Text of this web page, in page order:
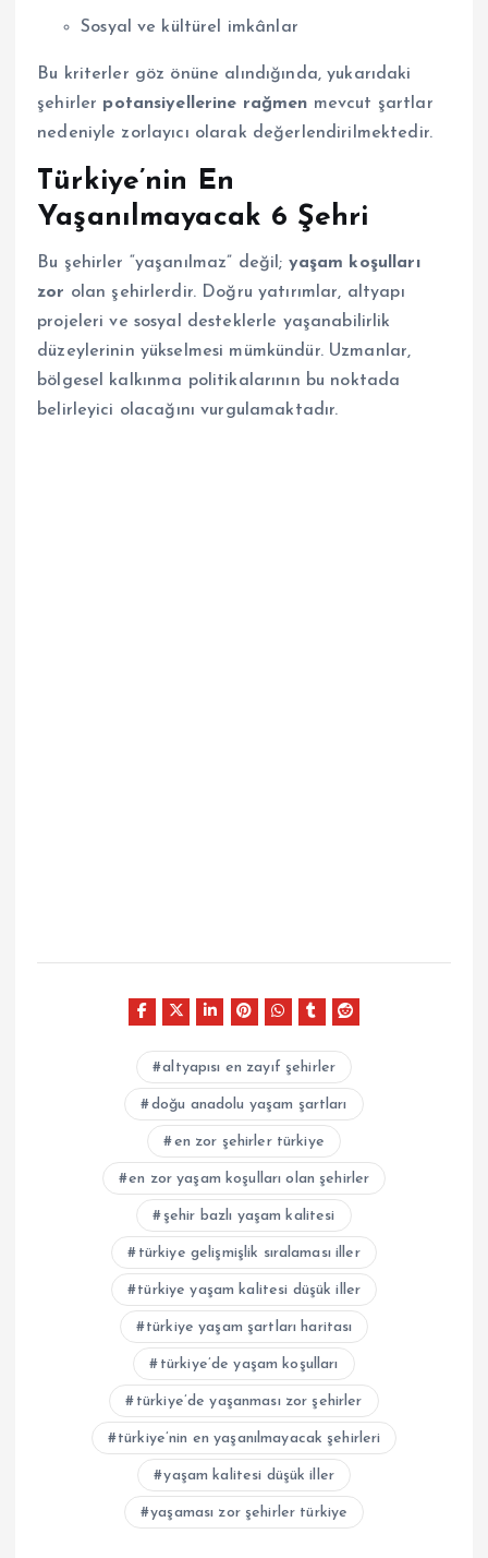
Sosyal ve kültürel imkânlar
Bu kriterler göz önüne alındığında, yukarıdaki
şehirler potansiyellerine rağmen mevcut şartlar
nedeniyle zorlayıcı olarak değerlendirilmektedir.
Türkiye’nin En
Yaşanılmayacak 6 Şehri
Bu şehirler “yaşanılmaz” değil; yaşam koşulları
zor olan şehirlerdir. Doğru yatırımlar, altyapı
projeleri ve sosyal desteklerle yaşanabilirlik
düzeylerinin yükselmesi mümkündür. Uzmanlar,
bölgesel kalkınma politikalarının bu noktada
belirleyici olacağını vurgulamaktadır.
altyapısı en zayıf şehirler
doğu anadolu yaşam şartları
en zor şehirler türkiye
en zor yaşam koşulları olan şehirler
şehir bazlı yaşam kalitesi
türkiye gelişmişlik sıralaması iller
türkiye yaşam kalitesi düşük iller
türkiye yaşam şartları haritası
türkiye’de yaşam koşulları
türkiye’de yaşanması zor şehirler
türkiye’nin en yaşanılmayacak şehirleri
yaşam kalitesi düşük iller
yaşaması zor şehirler türkiye